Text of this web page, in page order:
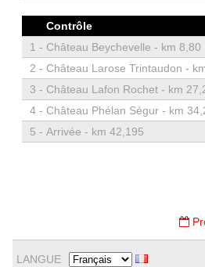
Contrôle
1 - Château Beychevelle - km 8,80
2 - Château Larose Trintaudon -
3 - Château Lafon Rochet - km
4 - Château Phélan Ségur - km
5 - Arrivée - km 42,195
LANGUE